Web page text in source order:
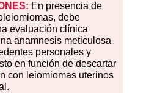
En presencia de
debe
evaluación clínica
anamnesis meticulosa
personales y
en función de descartar
con leiomiomas uterinos